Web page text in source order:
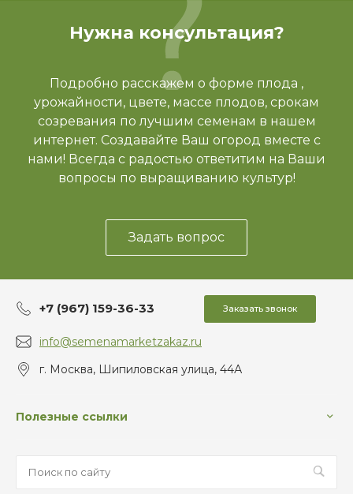
Нужна консультация?
Подробно расскажем о форме плода ,
урожайности, цвете, массе плодов, срокам
созревания по лучшим семенам в нашем
интернет. Создавайте Ваш огород вместе с
нами! Всегда с радостью ответитим на Ваши
вопросы по выращиванию культур!
Задать вопрос
+7 (967) 159-36-33 Заказать звонок
info@semenamarketzakaz.ru
г. Москва, Шипиловская улица, 44А
Полезные ссылки